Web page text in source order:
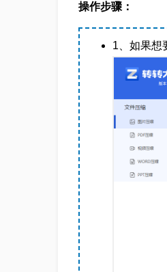
操作步骤：
1、如果想